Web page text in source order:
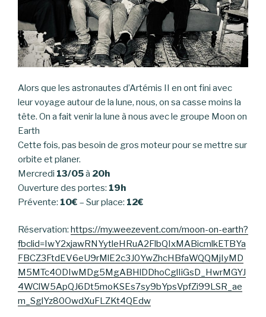
Alors que les astronautes d’Artémis II en ont fini avec
leur voyage autour de la lune, nous, on sa casse moins la
tête. On a fait venir la lune à nous avec le groupe Moon on
Earth
Cette fois, pas besoin de gros moteur pour se mettre sur
orbite et planer.
Mercredi 13/05à 20h
Ouverture des portes: 19h
Prévente: 10€ – Sur place: 12€
Réservation: https://my.weezevent.com/moon-on-earth?
fbclid=IwY2xjawRNYytleHRuA2FlbQIxMABicmlkETBYa
FBCZ3FtdEV6eU9rMlE2c3J0YwZhcHBfaWQQMjIyMD
M5MTc4ODIwMDg5MgABHlDDhoCglIiGsD_HwrMGYJ
4WClW5ApQJ6Dt5moKSEs7sy9bYpsVpfZi99LSR_ae
m_SglYz80OwdXuFLZKt4QEdw